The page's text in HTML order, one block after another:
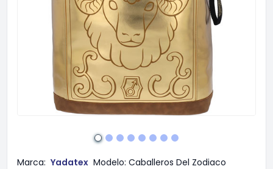
Marca: Yadatex Modelo: Caballeros Del Zodiaco